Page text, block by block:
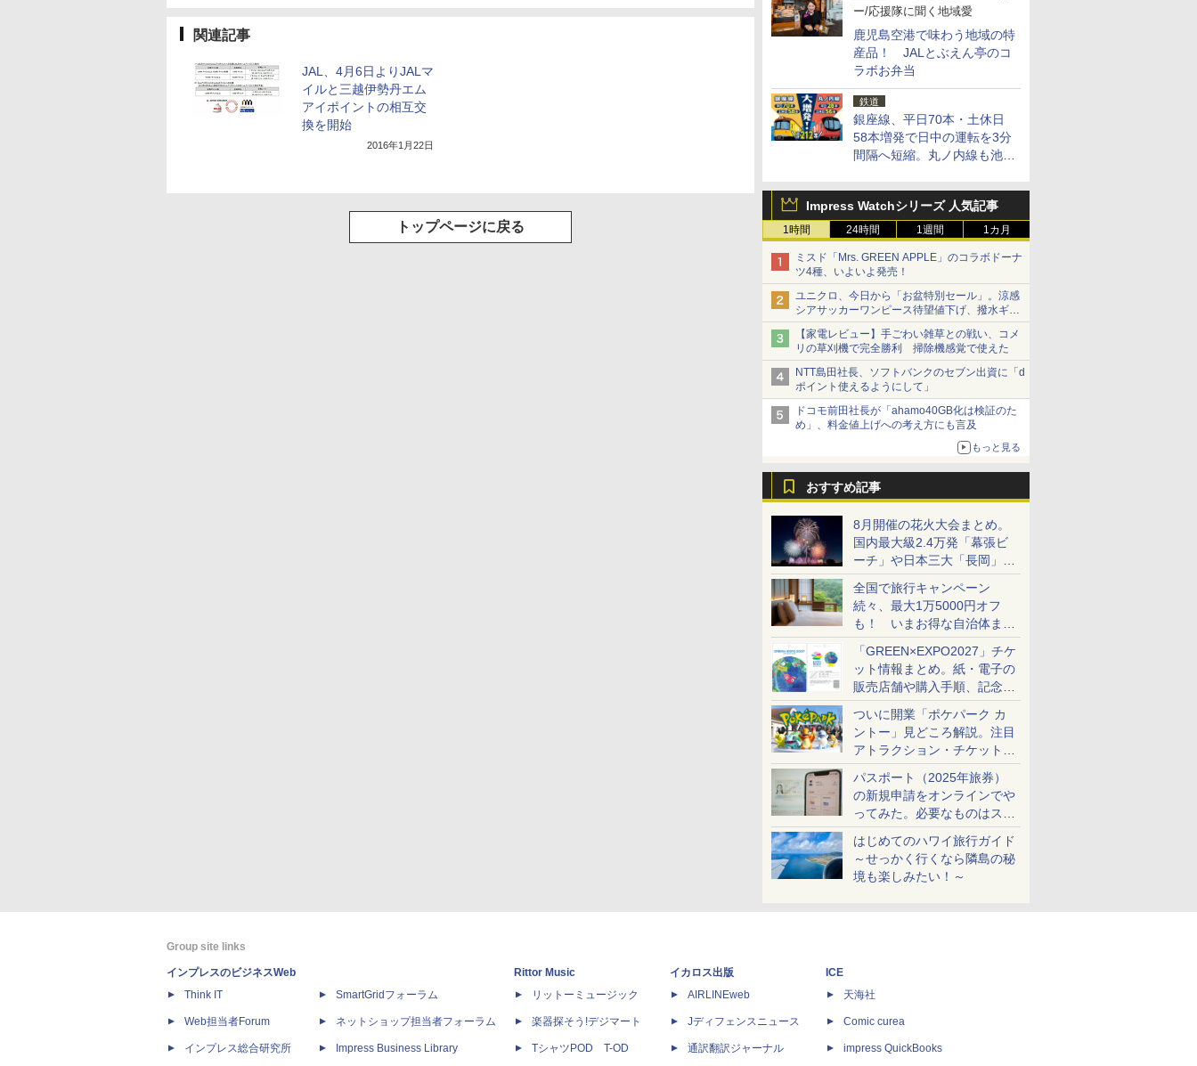
ー/応援隊に聞く地域愛
鹿児島空港で味わう地域の特
産品！ JALとぶえん亭のコ
ラボお弁当
鉄道
銀座線、平日70本・土休日
58本増発で日中の運転を3分
間隔へ短縮。丸ノ内線も池袋
Impress Watchシリーズ 人気記事
1時間 24時間 1週間 1カ月
ミスド「Mrs. GREEN APPLE」のコラボドーナ
ツ4種、いよいよ発売！
ユニクロ、今日から「お盆特別セール」。涼感
シアサッカーワンピース待望値下げ、撥水ギア
ショーツは1990円に
【家電レビュー】手ごわい雑草との戦い、コメ
リの草刈機で完全勝利 掃除機感覚で使えた
NTT島田社長、ソフトバンクのセブン出資に「d
ポイント使えるようにして」
ドコモ前田社長が「ahamo40GB化は検証のた
め」、料金値上げへの考え方にも言及
もっと見る
おすすめ記事
8月開催の花火大会まとめ。
国内最大級2.4万発「幕張ビ
ーチ」や日本三大「長岡」な
ど大型イベント目白押し！
全国で旅行キャンペーン
続々、最大1万5000円オフ
も！ いまお得な自治体まと
め
「GREEN×EXPO2027」チケ
ット情報まとめ。紙・電子の
販売店舗や購入手順、記念チ
ケットも解説
ついに開業「ポケパーク カ
ントー」見どころ解説。注目
アトラクション・チケット手
配・来場前に必要な準備は？
パスポート（2025年旅券）
の新規申請をオンラインでや
ってみた。必要なものはスマ
ホとマイナカードのみ
はじめてのハワイ旅行ガイド
～せっかく行くなら隣島の秘
境も楽しみたい！～
関連記事
JAL、4月6日よりJALマ
イルと三越伊勢丹エム
アイポイントの相互交
換を開始
2016年1月22日
トップページに戻る
Group site links
インプレスのビジネスWeb
Think IT
Web担当者Forum
インプレス総合研究所
SmartGridフォーラム
ネットショップ担当者フォーラム
Impress Business Library
Rittor Music
リットーミュージック
楽器探そう!デジマート
TシャツPOD T-OD
イカロス出版
AIRLINEweb
Jディフェンスニュース
通訳翻訳ジャーナル
ICE
天海社
Comic curea
impress QuickBooks